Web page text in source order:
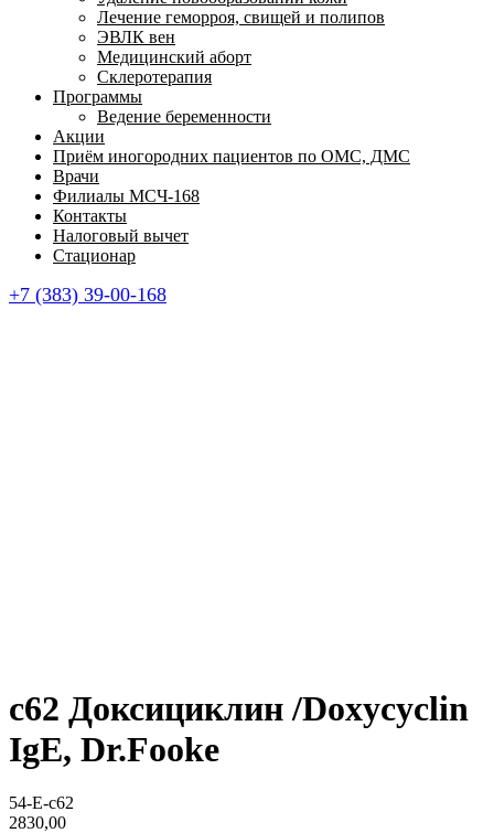
Лечение геморроя, свищей и полипов
ЭВЛК вен
Медицинский аборт
Склеротерапия
Программы
Ведение беременности
Акции
Приём иногородних пациентов по ОМС, ДМС
Врачи
Филиалы МСЧ-168
Контакты
Налоговый вычет
Стационар
+7 (383) 39-00-168
c62 Доксициклин /Doxycyclin
IgE, Dr.Fooke
54-E-c62
2830,00